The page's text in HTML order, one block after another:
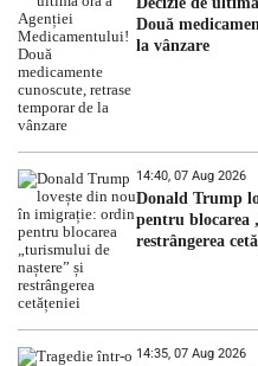
Două
la vânzare
14:40, 07 Aug 2026
Donald Trump
pentru blocarea
restrângerea
14:35, 07 Aug 2026